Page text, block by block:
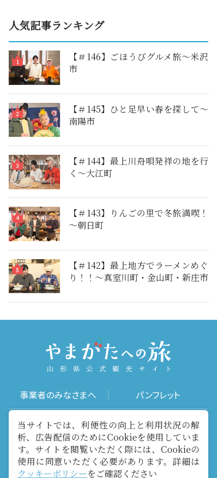
人気記事ランキング
【＃146】ごほうびグルメ旅～米沢
市
【＃145】ひと足早い春を探して〜
南陽市
【＃144】最上川舟唄発祥の地を行
く～大江町
【＃143】りんごの里で冬旅満喫！
～朝日町
【＃142】最上地方でラーメンめぐ
り！！～真室川町・金山町・新庄市
事業者のみなさまへ パンフレット
写真ダウンロード 動画ギャラリー
お役立ちリンク 当サイトについて
当サイトでは、利便性の向上と利用状況の解
析、広告配信のためにCookieを使用していま
す。サイトを閲覧いただく際には、Cookieの
使用に同意いただく必要があります。詳細は
クッキーポリシーをご確認ください